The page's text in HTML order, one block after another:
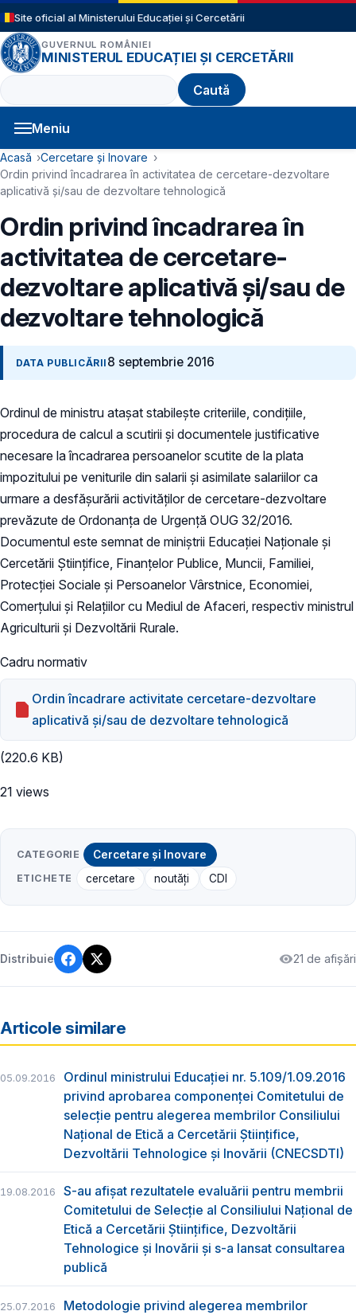
Sari la conținutul principal
Site oficial al Ministerului Educației și Cercetării
GUVERNUL ROMÂNIEI
MINISTERUL EDUCAȚIEI ȘI CERCETĂRII
Caută
Meniu
Navigație principală
Cale de navigare
Acasă
Cercetare și Inovare
Ordin privind încadrarea în activitatea de cercetare-dezvoltare
aplicativă şi/sau de dezvoltare tehnologică
Ordin privind încadrarea în
activitatea de cercetare-
dezvoltare aplicativă şi/sau de
dezvoltare tehnologică
DATA PUBLICĂRII 8 septembrie 2016
Ordinul de ministru ataşat stabileşte criteriile, condiţiile,
procedura de calcul a scutirii şi documentele justificative
necesare la încadrarea persoanelor scutite de la plata
impozitului pe veniturile din salarii şi asimilate salariilor ca
urmare a desfăşurării activităţilor de cercetare-dezvoltare
prevăzute de Ordonanţa de Urgenţă OUG 32/2016.
Documentul este semnat de miniştrii Educaţiei Naţionale şi
Cercetării Ştiinţifice, Finanţelor Publice, Muncii, Familiei,
Protecţiei Sociale şi Persoanelor Vârstnice, Economiei,
Comerţului şi Relaţiilor cu Mediul de Afaceri, respectiv ministrul
Agriculturii şi Dezvoltării Rurale.
Cadru normativ
Ordin încadrare activitate cercetare-dezvoltare
aplicativă şi/sau de dezvoltare tehnologică
(220.6 KB)
21 views
CATEGORIE Cercetare și Inovare
ETICHETE cercetare noutăți CDI
Distribuie 21 de afișări
Articole similare
05.09.2016
Ordinul ministrului Educaţiei nr. 5.109/1.09.2016
privind aprobarea componenței Comitetului de
selecție pentru alegerea membrilor Consiliului
Național de Etică a Cercetării Științifice,
Dezvoltării Tehnologice şi Inovării (CNECSDTI)
19.08.2016
S-au afişat rezultatele evaluării pentru membrii
Comitetului de Selecţie al Consiliului Național de
Etică a Cercetării Științifice, Dezvoltării
Tehnologice și Inovării şi s-a lansat consultarea
publică
25.07.2016
Metodologie privind alegerea membrilor